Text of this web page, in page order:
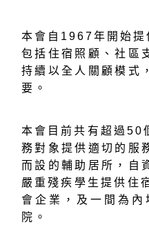
本會自1967年開始提
包括住宿照顧、社區
持續以全人關顧模式
要。
本會目前共有超過50
務對象提供適切的服
而設的輔助居所，自
嚴重殘疾學生提供住
會企業，及一間為
院。